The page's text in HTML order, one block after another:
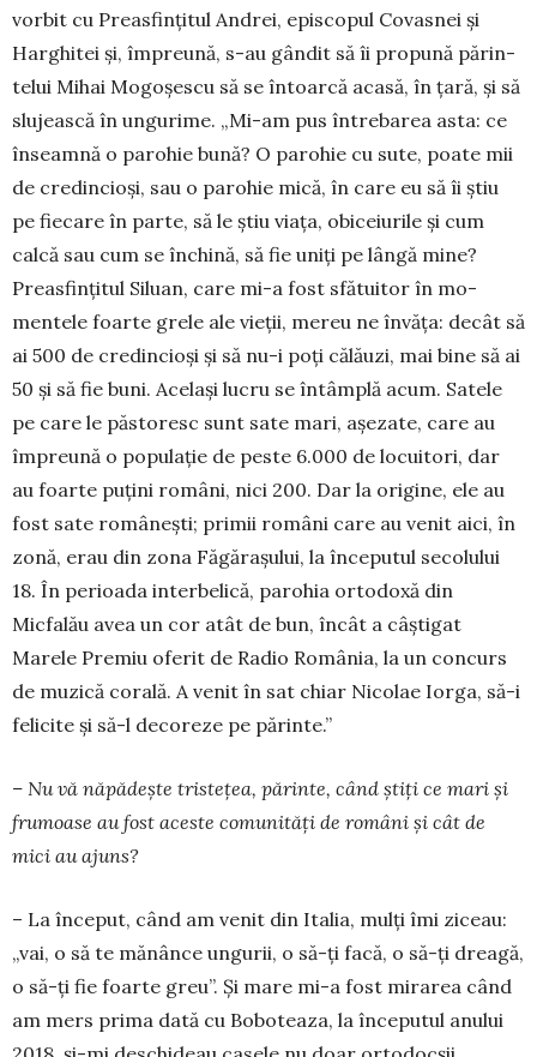
vorbit cu Preasfințitul Andrei, episcopul Covasnei și
Har­ghi­tei și, împreună, s-au gândit să îi propună pă­rin­
telui Mihai Mogoșescu să se întoarcă acasă, în țară, și să
slujească în ungurime. „Mi-am pus întrebarea asta: ce
înseamnă o parohie bună? O parohie cu sute, poate mii
de credincioși, sau o parohie mică, în care eu să îi știu
pe fiecare în parte, să le știu viața, obiceiurile și cum
calcă sau cum se închină, să fie uniți pe lângă mine?
Prea­sfinţitul Siluan, care mi-a fost sfătuitor în mo­
mentele foarte grele ale vieții, mereu ne în­văța: decât să
ai 500 de credincioși și să nu-i poți călăuzi, mai bine să ai
50 şi să fie buni. Ace­lași lucru se întâmplă acum. Satele
pe care le păstoresc sunt sate mari, așezate, care au
împreună o populație de peste 6.000 de locuitori, dar
au foarte puțini români, nici 200. Dar la origine, ele au
fost sate românești; primii ro­mâni care au venit aici, în
zonă, erau din zona Făgărașului, la începu­tul secolului
18. În pe­rioada interbelică, pa­ro­hia ortodoxă din
Micfalău avea un cor atât de bun, încât a câștigat
Marele Premiu oferit de Radio România, la un concurs
de muzică co­rală. A venit în sat chiar Nicolae Iorga, să-i
feli­cite și să-l decoreze pe părinte.”
– Nu vă năpădește tristețea, părinte, când știți ce mari și
frumoase au fost aceste comunități de români și cât de
mici au ajuns?
– La început, când am venit din Italia, mulți îmi ziceau:
„vai, o să te mănânce ungurii, o să-ți facă, o să-ți dreagă,
o să-ți fie foarte greu”. Și mare mi-a fost mirarea când
am mers prima dată cu Bobo­teaza, la începutul anului